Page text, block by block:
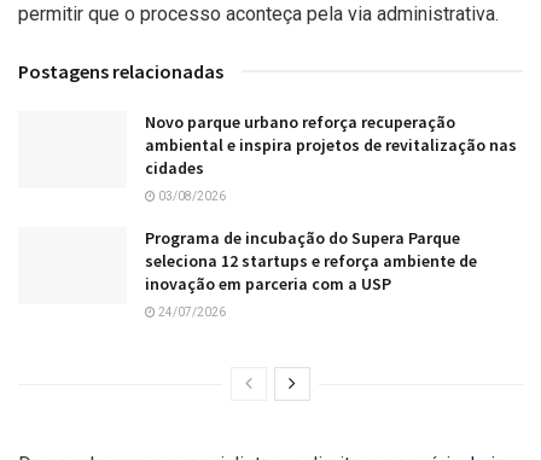
permitir que o processo aconteça pela via administrativa.
Postagens relacionadas
Novo parque urbano reforça recuperação
ambiental e inspira projetos de revitalização nas
cidades
03/08/2026
Programa de incubação do Supera Parque
seleciona 12 startups e reforça ambiente de
inovação em parceria com a USP
24/07/2026